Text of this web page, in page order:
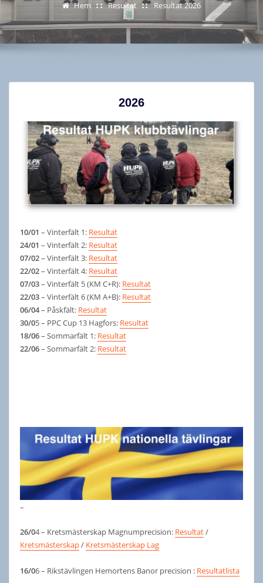
Hem Resultat Resultat 2026
2026
10/01 – Vinterfält 1: Resultat
24/01 – Vinterfält 2: Resultat
07/02– Vinterfält 3: Resultat
22/02– Vinterfält 4: Resultat
07/03– Vinterfält 5 (KM C+R): Resultat
22/03– Vinterfält 6 (KM A+B): Resultat
06/04– Påskfält: Resultat
30/05 – PPC Cup 13 Hagfors: Resultat
18/06– Sommarfält 1: Resultat
22/06– Sommarfält 2: Resultat
–
26/04 – Kretsmästerskap Magnumprecision: Resultat/
Kretsmästerskap/ Kretsmästerskap Lag
16/06 – Rikstävlingen Hemortens Banor precision : Resultatlista